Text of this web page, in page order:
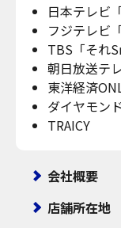
日本テレビ
フジテレビ
TBS「それ
朝日放送テ
東洋経済
ダイヤモン
TRAICY
会社概要
店舗所在地